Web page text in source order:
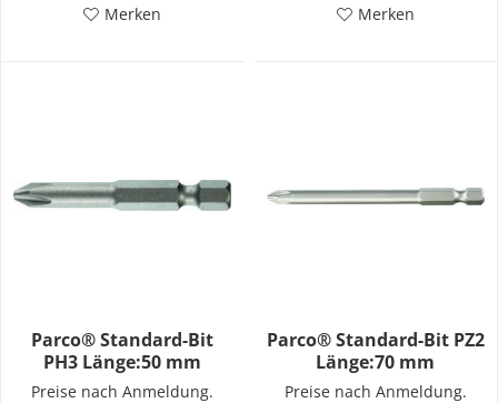
Merken Merken
Parco® Standard-Bit
PH3 Länge:50 mm
Preise nach Anmeldung.
Parco® Standard-Bit PZ2
Länge:70 mm
Preise nach Anmeldung.